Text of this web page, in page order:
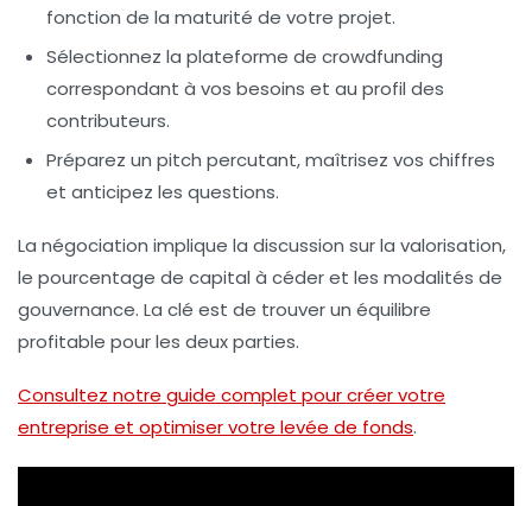
fonction de la maturité de votre projet.
Sélectionnez la plateforme de crowdfunding
correspondant à vos besoins et au profil des
contributeurs.
Préparez un pitch percutant, maîtrisez vos chiffres
et anticipez les questions.
La négociation implique la discussion sur la valorisation,
le pourcentage de capital à céder et les modalités de
gouvernance. La clé est de trouver un équilibre
profitable pour les deux parties.
Consultez notre guide complet pour créer votre
entreprise et optimiser votre levée de fonds.